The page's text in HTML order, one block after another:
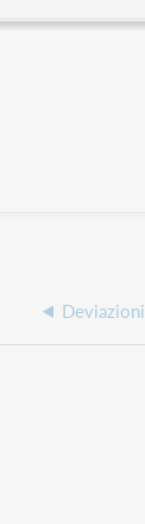
Deviazioni